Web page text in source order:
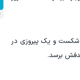
جمع کرده است. او پس از دو شکست و یک پیروزی در
برسد.